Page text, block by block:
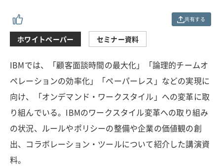
共有する
ホワイトペーパー セミナー資料
IBMでは、「顧客面談時間の最大化」「論理的チームオ
ペレーションの効率化」「ペーパーレス」などの実現に
向け、「オンデマンド・ワークスタイル」への変革に取
り組んでいる。IBMのワークスタイル変革への取り組み
の状況、ルールやポリシーの整備や企業の価値観の創
出、コラボレーション・ツールについて紹介した講演資
料。